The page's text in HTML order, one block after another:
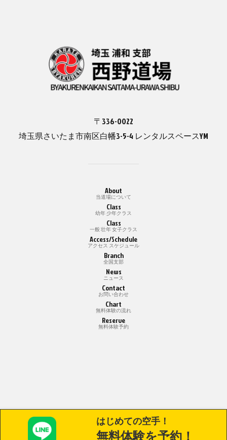
〒336-0022
埼玉県さいたま市南区白幡3-5-4 レンタルスペースYM
About
当道場について
Class
幼年 少年クラス
Class
一般 壮年 女子クラス
Access/Schedule
アクセス スケジュール
Branch
全国支部
News
ニュース
Contact
お問い合わせ
Chart
無料体験の流れ
Reserve
無料体験予約
はじめての空手！
無料体験を予約！